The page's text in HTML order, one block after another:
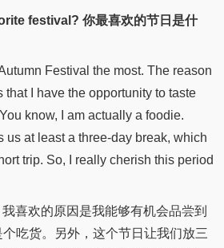
festival? 你最喜欢的节日是什
Festival the most. The reason
that I have the opportunity to taste
know, I am actually a foodie.
us at least a three-day break, which
trip. So, I really cherish this period
喜欢的原因是我能够有机会品尝到
吃货。另外，这个节日让我们放三